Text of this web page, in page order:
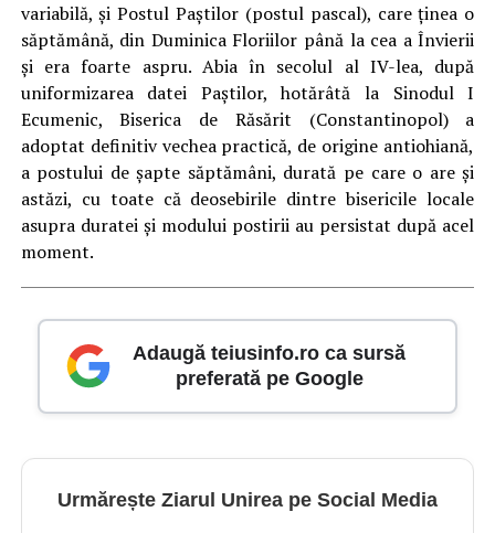
variabilă, şi Postul Paştilor (postul pascal), care ţinea o
săptămână, din Duminica Floriilor până la cea a Învierii
şi era foarte aspru. Abia în secolul al IV-lea, după
uniformizarea datei Paştilor, hotărâtă la Sinodul I
Ecumenic, Biserica de Răsărit (Constantinopol) a
adoptat definitiv vechea practică, de origine antiohiană,
a postului de şapte săptămâni, durată pe care o are şi
astăzi, cu toate că deosebirile dintre bisericile locale
asupra duratei şi modului postirii au persistat după acel
moment.
Adaugă teiusinfo.ro ca sursă
preferată pe Google
Urmărește Ziarul Unirea pe Social Media